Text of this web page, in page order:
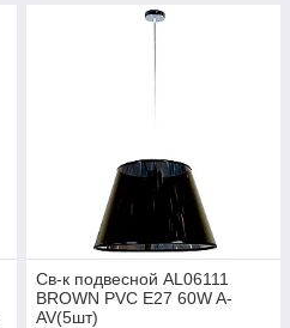
Св-к подвесной AL06111
BROWN PVC E27 60W A-
AV(5шт)